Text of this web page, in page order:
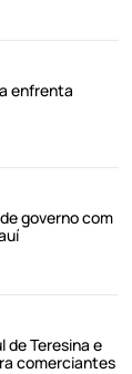
enfrenta
governo com
de Teresina e
comerciantes